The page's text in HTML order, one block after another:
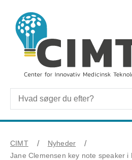
CIMT
Nyheder
Jane Clemensen key note speaker i